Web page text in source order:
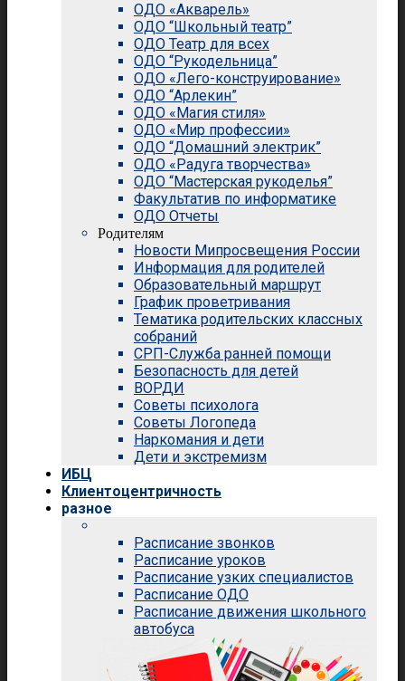
ОДО «Акварель»
ОДО “Школьный театр”
ОДО Театр для всех
ОДО “Рукодельница”
ОДО «Лего-конструирование»
ОДО “Арлекин”
ОДО «Магия стиля»
ОДО «Мир профессии»
ОДО “Домашний электрик”
ОДО «Радуга творчества»
ОДО “Мастерская рукоделья”
Факультатив по информатике
ОДО Отчеты
Родителям
Новости Мипросвещения России
Информация для родителей
Образовательный маршрут
График проветривания
Тематика родительских классных
собраний
СРП-Служба ранней помощи
Безопасность для детей
ВОРДИ
Советы психолога
Советы Логопеда
Наркомания и дети
Дети и экстремизм
ИБЦ
Клиентоцентричность
разное
Расписание звонков
Расписание уроков
Расписание узких специалистов
Расписание ОДО
Расписание движения школьного
автобуса